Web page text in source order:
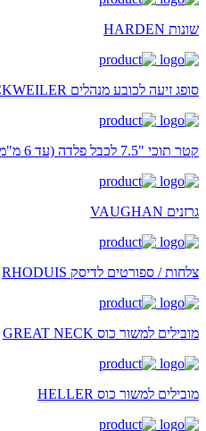
שונות HARDEN
סופג זיעה לכובע מנהלים LOCKWEILER
קטר תוכי "7.5 לכבל פלדה (עד 6 מ"מ) HIT
גרזנים VAUGHAN
צלחות / ספורטים לדיסק RHODUIS
מובילים למשור כוס GREAT NECK
מובילים למשור כוס HELLER